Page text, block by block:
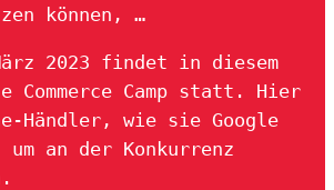
können, …
2023 findet in diesem
Commerce Camp statt. Hier
Händler, wie sie Google
um an der Konkurrenz